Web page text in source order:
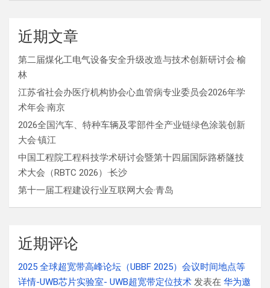
近期文章
第二届煤化工电气设备安全升级改造与技术创新研讨会·榆
林
江苏省社会办医疗机构协会心血管病专业委员会2026年学
术年会·南京
2026全国汽车、特种车辆及零部件全产业链绿色涂装创新
大会·镇江
中国工程院工程科技学术研讨会暨第十四届国际路桥隧技
术大会（RBTC 2026）·长沙
第十一届工程建设行业互联网大会·青岛
近期评论
2025 全球超宽带高峰论坛（UBBF 2025）会议时间地点等
详情-UWB芯片实验室- UWB超宽带定位技术 发表在 华为邀